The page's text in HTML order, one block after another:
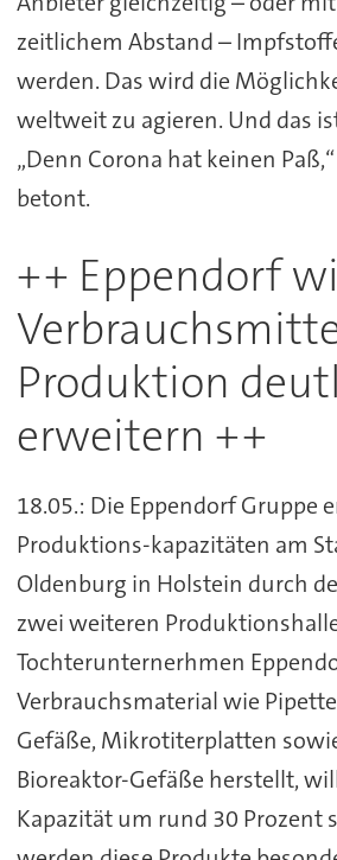
zeitlichem Abstand –
werden. Das wird die
weltweit zu agieren. Und das
„Denn Corona hat keinen
betont.
++ Eppendorf
Produktion
erweitern ++
18.05.: Die Eppendorf Gruppe
Produktions-kapazitäten am
Oldenburg in Holstein durch
zwei weiteren
Tochterunternerhmen
Verbrauchsmaterial wie
Gefäße, Mikrotiterplatten
Bioreaktor-Gefäße herstellt,
Kapazität um rund 30 Prozent